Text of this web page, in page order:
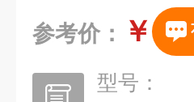
参考价： ￥
型号：